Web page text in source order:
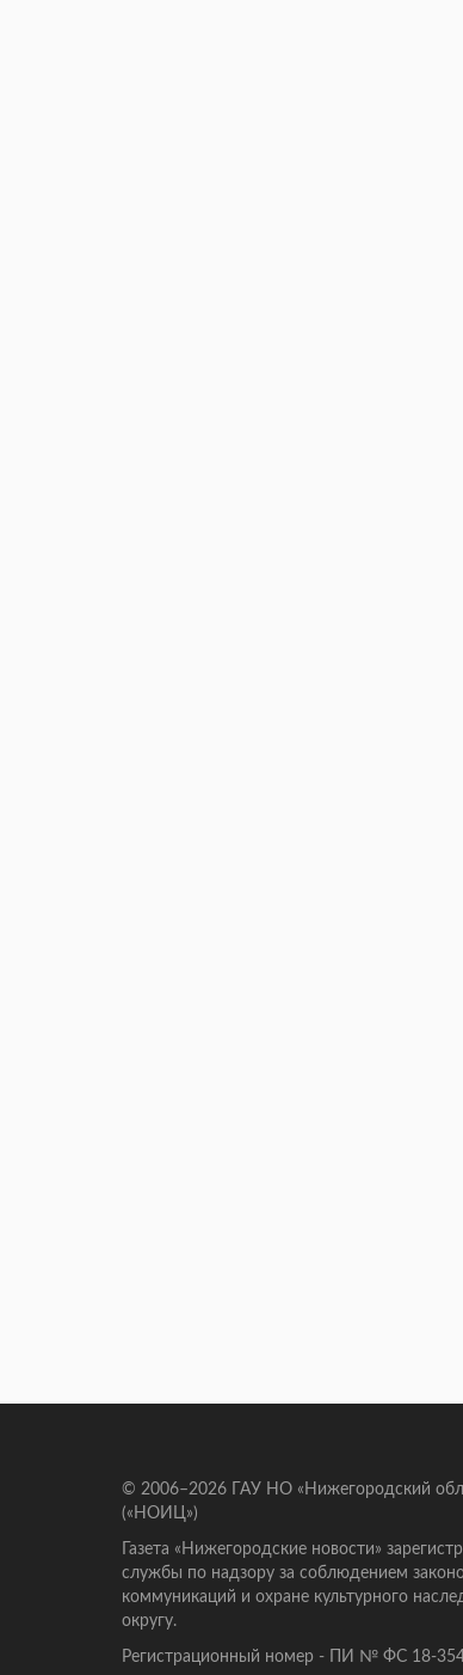
© 2006–2026 ГАУ НО «Нижегородский
(«НОИЦ»)
Газета «Нижегородские новости»
службы по надзору за соблюдением
коммуникаций и охране культурного
округу.
Регистрационный номер - ПИ № ФС 18-